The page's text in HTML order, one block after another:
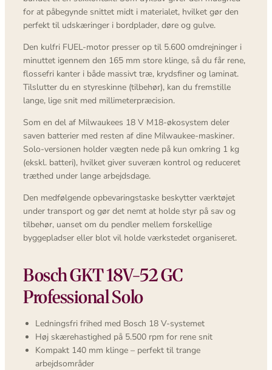
for at påbegynde snittet midt i materialet, hvilket gør den
perfekt til udskæringer i bordplader, døre og gulve.
Den kulfri FUEL-motor presser op til 5.600 omdrejninger i
minuttet igennem den 165 mm store klinge, så du får rene,
flossefri kanter i både massivt træ, krydsfiner og laminat.
Tilslutter du en styreskinne (tilbehør), kan du fremstille
lange, lige snit med millimeterpræcision.
Som en del af Milwaukees 18 V M18-økosystem deler
saven batterier med resten af dine Milwaukee-maskiner.
Solo-versionen holder vægten nede på kun omkring 1 kg
(ekskl. batteri), hvilket giver suveræn kontrol og reduceret
træthed under lange arbejdsdage.
Den medfølgende opbevaringstaske beskytter værktøjet
under transport og gør det nemt at holde styr på sav og
tilbehør, uanset om du pendler mellem forskellige
byggepladser eller blot vil holde værkstedet organiseret.
Bosch GKT 18V-52 GC
Professional Solo
Ledningsfri frihed med Bosch 18 V-systemet
Høj skærehastighed på 5.500 rpm for rene snit
Kompakt 140 mm klinge – perfekt til trange
arbejdsområder